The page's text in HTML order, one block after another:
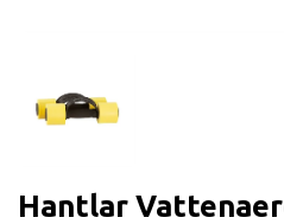
Hantlar